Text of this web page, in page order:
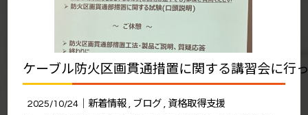
ケーブル防火区画貫通措置に関する講習会に行
2025/10/24｜ 新着情報 ブログ 資格取得支援